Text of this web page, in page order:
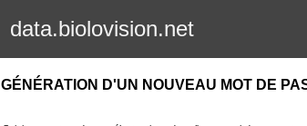
data.biolovision.net
GÉNÉRATION D'UN NOUVEAU MOT DE